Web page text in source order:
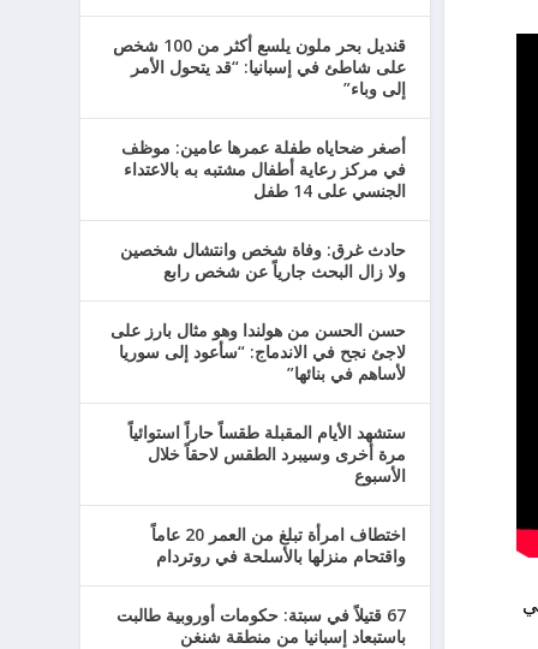
قنديل بحر ملون يلسع أكثر من 100 شخص
على شاطئ في إسبانيا: “قد يتحول الأمر
إلى وباء”
أصغر ضحاياه طفلة عمرها عامين: موظف
في مركز رعاية أطفال مشتبه به بالاعتداء
الجنسي على 14 طفل
حادث غرق: وفاة شخص وانتشال شخصين
ولا زال البحث جارياً عن شخص رابع
حسن الحسن من هولندا وهو مثال بارز على
لاجئ نجح في الاندماج: “سأعود إلى سوريا
لأساهم في بنائها”
ستشهد الأيام المقبلة طقساً حاراً استوائياً
مرة أخرى وسيبرد الطقس لاحقاً خلال
الأسبوع
اختطاف امرأة تبلغ من العمر 20 عاماً
واقتحام منزلها بالأسلحة في روتردام
67 قتيلاً في سبتة: حكومات أوروبية طالبت
باستبعاد إسبانيا من منطقة شنغن